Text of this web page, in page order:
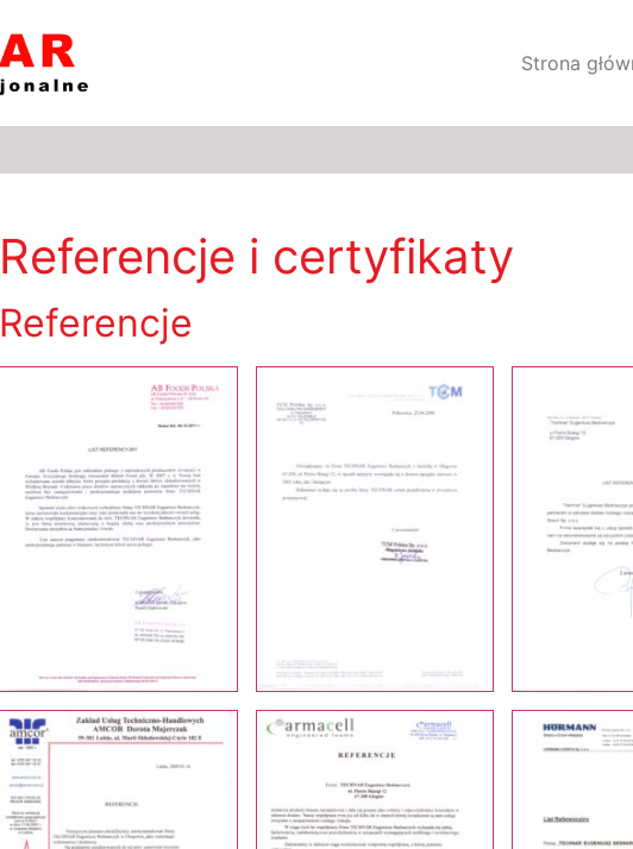
Strona
Referencje i certyfikaty
Referencje